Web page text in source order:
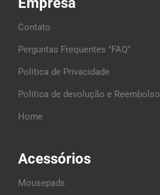
Acessórios
Mousepads
Contato
Perguntas Frequentes "FAQ"
Politica de Privacidade
Politica de devolução e Reembolso
Home